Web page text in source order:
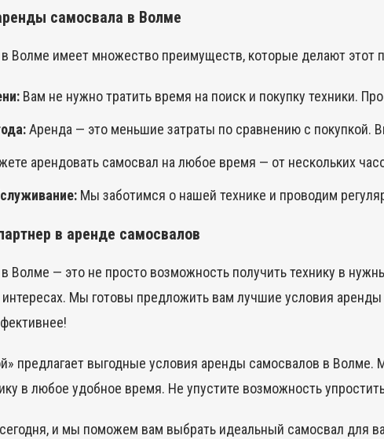
самосвала в Волме
Волме имеет множество преимуществ, которые делают этот
Вам не нужно тратить время на поиск и покупку техники.
Аренда — это меньшие затраты по сравнению с покупкой.
арендовать самосвал на любое время — от нескольких
Мы заботимся о нашей технике и проводим
в аренде самосвалов
Волме — это не просто возможность получить технику в
интересах. Мы готовы предложить вам лучшие условия
предлагает выгодные условия аренды самосвалов в
в любое удобное время. Не упустите возможность
и мы поможем вам выбрать идеальный самосвал для